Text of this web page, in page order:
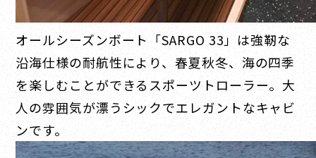
オールシーズンボート「SARGO 33」は強靭な
沿海仕様の耐航性により、春夏秋冬、海の四季
を楽しむことができるスポーツトローラー。大
人の雰囲気が漂うシックでエレガントなキャビ
ンです。